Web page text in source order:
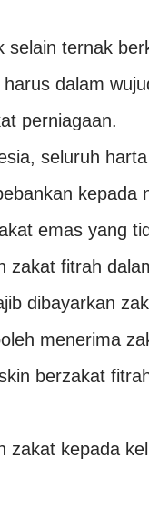
selain ternak
dalam
perniagaan.
seluruh
kepada
emas yang
zakat fitrah
dibayarkan
menerima
berzakat
zakat kepada